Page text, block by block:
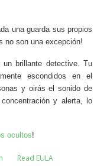
una guarda sus propios
no son una excepción!
brillante detective. Tu
escondidos en el
y oirás el sonido de
y alerta, lo
ocultos!
Read EULA